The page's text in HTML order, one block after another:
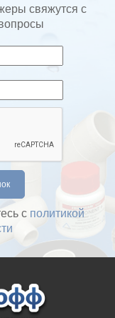
свяжутся с
с политикой